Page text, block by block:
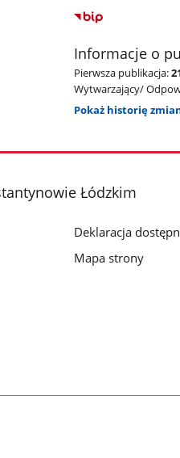
Informacje o
Pierwsza publikacja:
Wytwarzający/
Pokaż historię
Łódzkim
Deklaracja
Mapa strony